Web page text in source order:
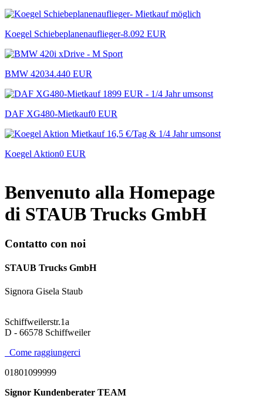
Koegel Schiebeplanenauflieger-8.092 EUR
BMW 42034.440 EUR
DAF XG480-Mietkauf0 EUR
Koegel Aktion0 EUR
Benvenuto alla Homepage
di STAUB Trucks GmbH
Contatto con noi
STAUB Trucks GmbH
Signora Gisela Staub
Schiffweilerstr.1a
D - 66578 Schiffweiler
Come raggiungerci
01801099999
Signor Kundenberater TEAM